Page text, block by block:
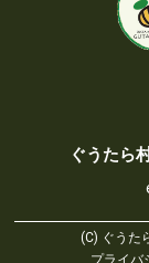
ぐうたら
(C) ぐうた
プライバ